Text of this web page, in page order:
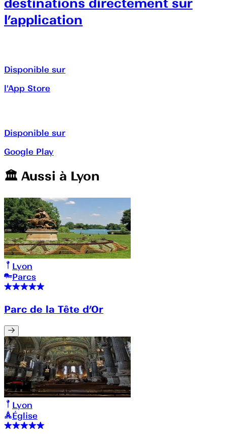
destinations directement sur
l’application
Disponible sur
l'App Store
Disponible sur
Google Play
🏛️️ Aussi à Lyon
Lyon
Parcs
Parc de la Tête d’Or
Lyon
Église